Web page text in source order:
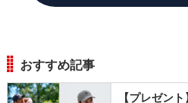
おすすめ記事
【プレゼン